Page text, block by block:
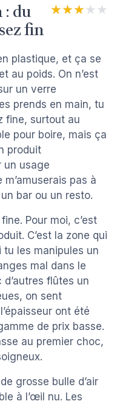
du
fin
★★★★★
★★★★★
plastique, et ça se
au poids. On n’est
un verre
prends en main, tu
fine, surtout au
pour boire, mais ça
produit
un usage
pas à
bar ou un resto.
Pour moi, c’est
C’est la zone qui
tu les manipules un
mal dans le
flûtes un
on sent
ont été
de prix basse.
au premier choc,
grosse bulle d’air
à l’œil nu. Les